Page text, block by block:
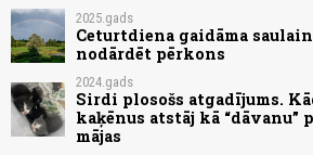
2025.gads
Ceturtdiena gaidāma
nodārdēt pērkons
2024.gads
Sirdi plosošs atgadījums.
kaķēnus atstāj kā “dāvanu”
mājas